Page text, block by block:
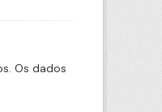
Os dados